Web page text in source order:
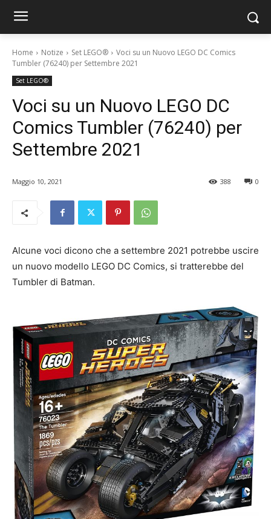
Home Notize Set LEGO®
Voci su un Nuovo LEGO DC Comics
Tumbler (76240) per Settembre 2021
Set LEGO®
Voci su un Nuovo LEGO DC
Comics Tumbler (76240) per
Settembre 2021
Maggio 10, 2021 0
388
Alcune voci dicono che a settembre 2021 potrebbe uscire
un nuovo modello LEGO DC Comics, si tratterebbe del
Tumbler di Batman.